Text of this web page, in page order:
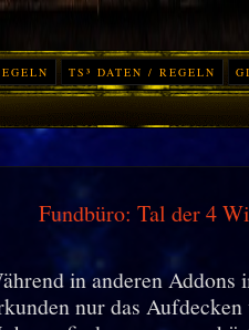
TS³ DATEN / REGELN
Fundbüro: Tal der 4
in anderen Addons
nur das